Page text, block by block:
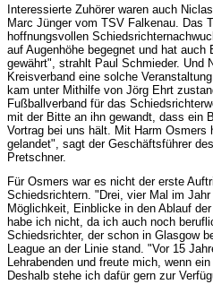
Interessierte Zuhörer waren auch
Marc Jünger vom TSV Falkenau. Das
hoffnungsvollen
auf Augenhöhe begegnet und hat
gewährt", strahlt Paul Schmieder. Und
Kreisverband eine solche
kam unter Mithilfe von Jörg Ehrt
Fußballverband für das
mit der Bitte an ihn gewandt, dass ein
Vortrag bei uns hält. Mit Harm Osmers
gelandet", sagt der Geschäftsführer
Pretschner.
Für Osmers war es nicht der erste
Schiedsrichtern. "Drei, vier Mal im
Möglichkeit, Einblicke in den Ablauf
habe ich nicht, da ich auch noch
Schiedsrichter, der schon in Glasgow
League an der Linie stand. "Vor 15
Lehrabenden und freute mich, wenn
Deshalb stehe ich dafür gern zur